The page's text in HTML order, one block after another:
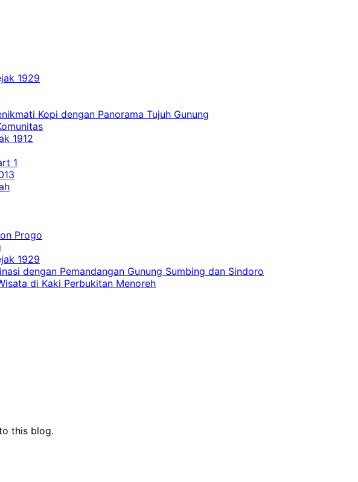
1929
Kopi dengan Panorama Tujuh Gunung
1912
1
Progo
1929
dengan Pemandangan Gunung Sumbing dan Sindoro
di Kaki Perbukitan Menoreh
this blog.